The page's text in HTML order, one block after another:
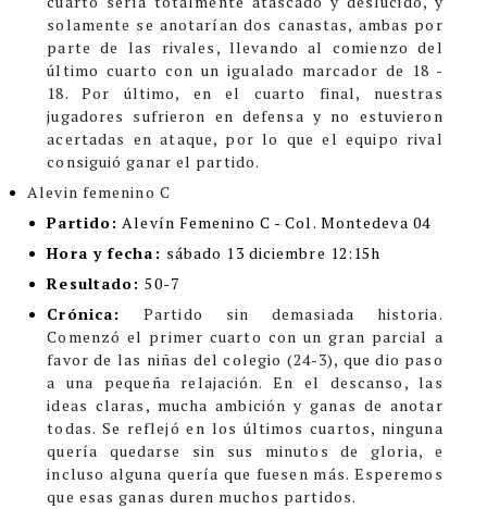
solamente se anotarían dos canastas, ambas por
parte de las rivales, llevando al comienzo del
último cuarto con un igualado marcador de 18 -
18. Por último, en el cuarto final, nuestras
jugadores sufrieron en defensa y no estuvieron
acertadas en ataque, por lo que el equipo rival
consiguió ganar el partido.
Alevin femenino C
Partido: Alevín Femenino C - Col. Montedeva 04
Hora y fecha: sábado 13 diciembre 12:15h
Resultado:50-7
Crónica:Partido sin demasiada historia.
Comenzó el primer cuarto con un gran parcial a
favor de las niñas del colegio (24-3), que dio paso
a una pequeña relajación. En el descanso, las
ideas claras, mucha ambición y ganas de anotar
todas. Se reflejó en los últimos cuartos, ninguna
quería quedarse sin sus minutos de gloria, e
incluso alguna quería que fuesen más. Esperemos
que esas ganas duren muchos partidos.